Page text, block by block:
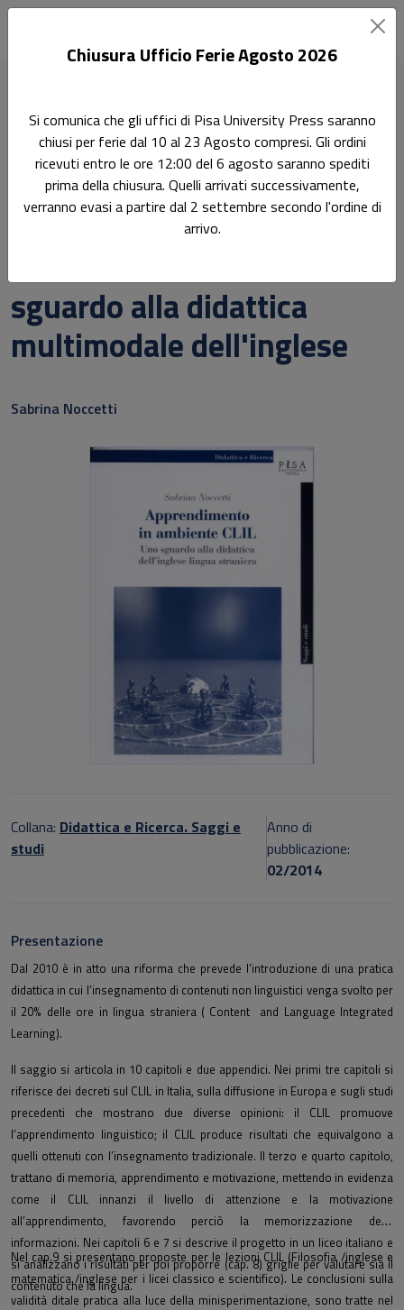
Apprendimento in ambiente CLIL: uno sguardo alla didattica
multimodale dell'inglese
Ricerca
Apprendimento in
sguardo alla didattica
multimodale dell'inglese
Sabrina Noccetti
Collana: Didattica e Ricerca. Saggi e
studi
Anno di
pubblicazione:
02/2014
Presentazione
Dal 2010 è in atto una riforma che prevede l’introduzione di una pratica
didattica in cui l’insegnamento di contenuti non linguistici venga svolto per
il 20% delle ore in lingua straniera ( Content and Language Integrated
Learning).
Il saggio si articola in 10 capitoli e due appendici. Nei primi tre capitoli si
riferisce dei decreti sul CLIL in Italia, sulla diffusione in Europa e sugli studi
precedenti che mostrano due diverse opinioni: il CLIL promuove
l’apprendimento linguistico; il CLIL produce risultati che equivalgono a
quelli ottenuti con l’insegnamento tradizionale. Il terzo e quarto capitolo,
trattano di memoria, apprendimento e motivazione, mettendo in evidenza
come il CLIL innanzi il livello di attenzione e la motivazione
all’apprendimento, favorendo perciò la memorizzazione delle
informazioni. Nei capitoli 6 e 7 si descrive il progetto in un liceo italiano e
si analizzano i risultati per poi proporre (cap. 8) griglie per valutare sia il
contenuto che la lingua.
Nel cap.9 si presentano proposte per le lezioni CLIL (Filosofia /inglese e
matematica /inglese per i licei classico e scientifico). Le conclusioni sulla
validità ditale pratica alla luce della minisperimentazione, sono tratte nel
Chiusura Ufficio Ferie Agosto 2026
Si comunica che gli uffici di Pisa University Press saranno
chiusi per ferie dal 10 al 23 Agosto compresi. Gli ordini
ricevuti entro le ore 12:00 del 6 agosto saranno spediti
prima della chiusura. Quelli arrivati successivamente,
verranno evasi a partire dal 2 settembre secondo l'ordine di
arrivo.